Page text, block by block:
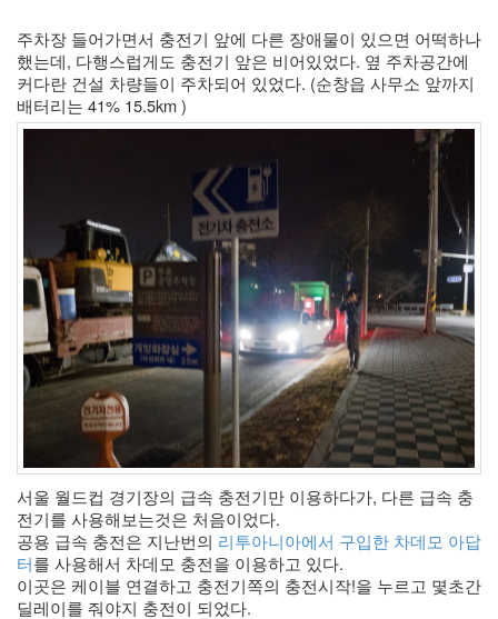
주차장 들어가면서 충전기 앞에 다른 장애물이 있으면 어떡하나
했는데, 다행스럽게도 충전기 앞은 비어있었다. 옆 주차공간에
커다란 건설 차량들이 주차되어 있었다. (순창읍 사무소 앞까지
배터리는 41% 15.5km )
서울 월드컵 경기장의 급속 충전기만 이용하다가, 다른 급속 충
전기를 사용해보는것은 처음이었다.
공용 급속 충전은 지난번의 리투아니아에서 구입한 차데모 아답
터를 사용해서 차데모 충전을 이용하고 있다.
이곳은 케이블 연결하고 충전기쪽의 충전시작!을 누르고 몇초간
딜레이를 줘야지 충전이 되었다.